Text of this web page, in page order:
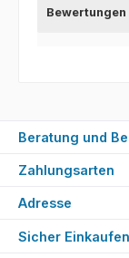
Bewertungen
Beratung und
Zahlungsarten
Adresse
Sicher Einkaufen